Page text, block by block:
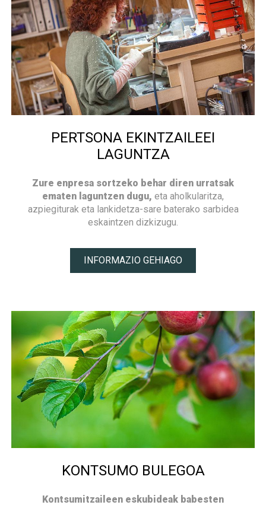
PERTSONA EKINTZAILEEI
LAGUNTZA
Zure enpresa sortzeko behar diren urratsak
ematen laguntzen dugu, eta aholkularitza,
azpiegiturak eta lankidetza-sare baterako sarbidea
eskaintzen dizkizugu.
INFORMAZIO GEHIAGO
KONTSUMO BULEGOA
Kontsumitzaileen eskubideak babesten